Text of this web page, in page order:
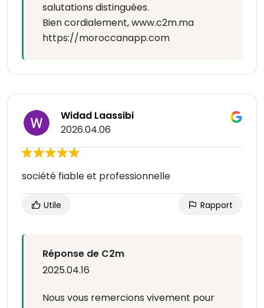
salutations distinguées.
Bien cordialement, www.c2m.ma
https://moroccanapp.com
Widad Laassibi
2026.04.06
société fiable et professionnelle
Utile Rapport
Réponse de C2m
2025.04.16
Nous vous remercions vivement pour